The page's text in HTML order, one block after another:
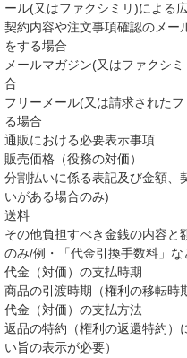
ール(又はファクシミリ)による
契約内容や注文事項確認のメー
をする場合
メールマガジン(又はファクシ
合
フリーメール(又は請求された
る場合
通販における必要表示事項
販売価格（役務の対価）
分割払いに係る表記及び金額、
いがある場合のみ)
送料
その他負担すべき金銭の内容と
のみ/例・「代金引換手数料」な
代金（対価）の支払時期
商品の引渡時期（権利の移転時
代金（対価）の支払方法
返品の特約（権利の返還特約）
い旨の表示が必要）